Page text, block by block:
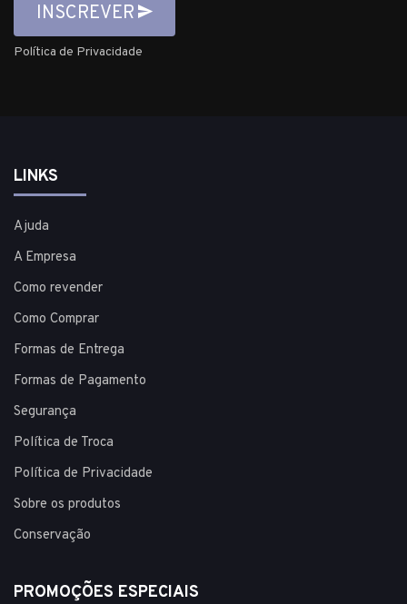
INSCREVER
Política de Privacidade
LINKS
Ajuda
A Empresa
Como revender
Como Comprar
Formas de Entrega
Formas de Pagamento
Segurança
Política de Troca
Política de Privacidade
Sobre os produtos
Conservação
PROMOÇÕES ESPECIAIS